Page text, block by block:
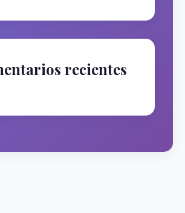
recientes